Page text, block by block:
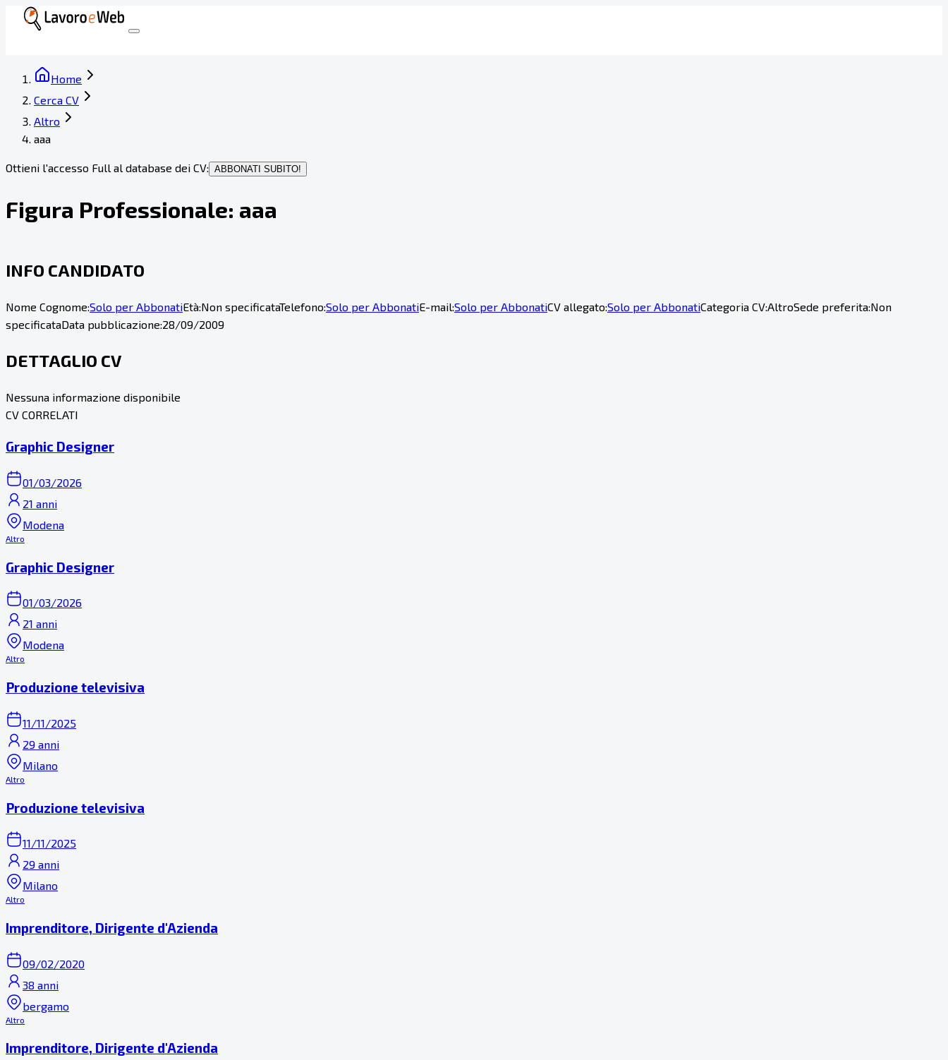
Home
Cerca CV
Altro
aaa
Ottieni l'accesso Full al database dei CV: ABBONATI SUBITO!
Figura Professionale: aaa
INFO CANDIDATO
Nome Cognome:Solo per AbbonatiEtà:Non specificataTelefono:Solo per AbbonatiE-mail:Solo per AbbonatiCV allegato:Solo per AbbonatiCategoria CV:AltroSede preferita:Non
specificataData pubblicazione:28/09/2009
DETTAGLIO CV
Nessuna informazione disponibile
CV CORRELATI
Graphic Designer
01/03/2026
21 anni
Modena
Altro
Graphic Designer
01/03/2026
21 anni
Modena
Altro
Produzione televisiva
11/11/2025
29 anni
Milano
Altro
Produzione televisiva
11/11/2025
29 anni
Milano
Altro
Imprenditore, Dirigente d'Azienda
09/02/2020
38 anni
bergamo
Altro
Imprenditore, Dirigente d'Azienda